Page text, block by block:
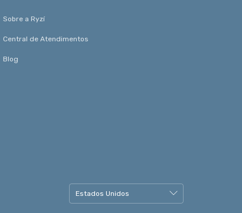
Sobre a Ryzí
Central de Atendimentos
Blog